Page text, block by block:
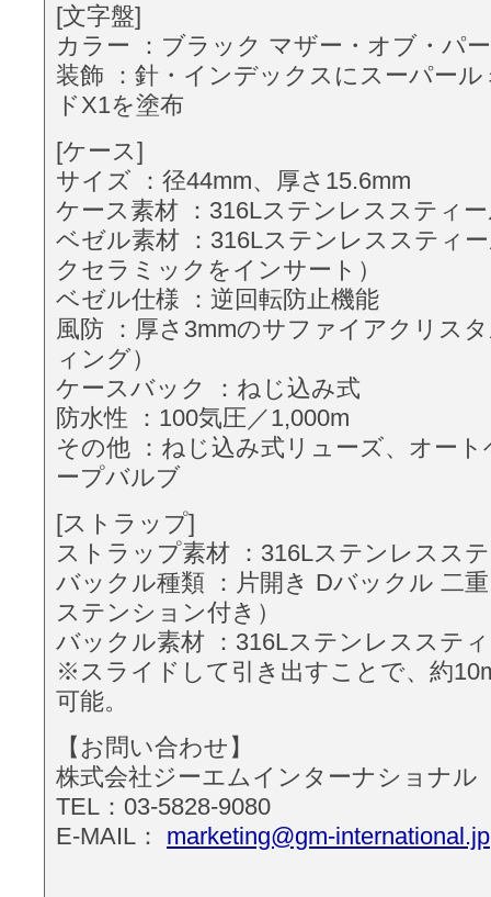
[文字盤]
カラー ：ブラック マザー・オブ・パ
装飾 ：針・インデックスにスーパー
ドX1を塗布
[ケース]
サイズ ：径44mm、厚さ15.6mm
ケース素材 ：316Lステンレススティ
ベゼル素材 ：316Lステンレススティ
クセラミックをインサート）
ベゼル仕様 ：逆回転防止機能
風防 ：厚さ3mmのサファイアクリス
ィング）
ケースバック ：ねじ込み式
防水性 ：100気圧／1,000m
その他 ：ねじ込み式リューズ、オー
ープバルブ
[ストラップ]
ストラップ素材 ：316Lステンレスス
バックル種類 ：片開き Dバックル 二
ステンション付き）
バックル素材 ：316Lステンレスステ
※スライドして引き出すことで、約
可能。
【お問い合わせ】
株式会社ジーエムインターナショナル
TEL：03-5828-9080
E-MAIL： marketing@gm-international.jp